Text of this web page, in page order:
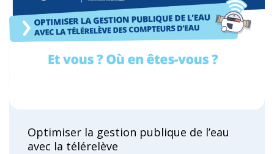
Optimiser la gestion publique de l’eau
avec la télérelève